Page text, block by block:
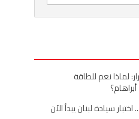
لماذا نعم للطاقة
سيادة لبنان يبدأ الآن